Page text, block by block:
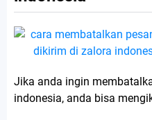
Jika anda ingin
indonesia, anda bisa